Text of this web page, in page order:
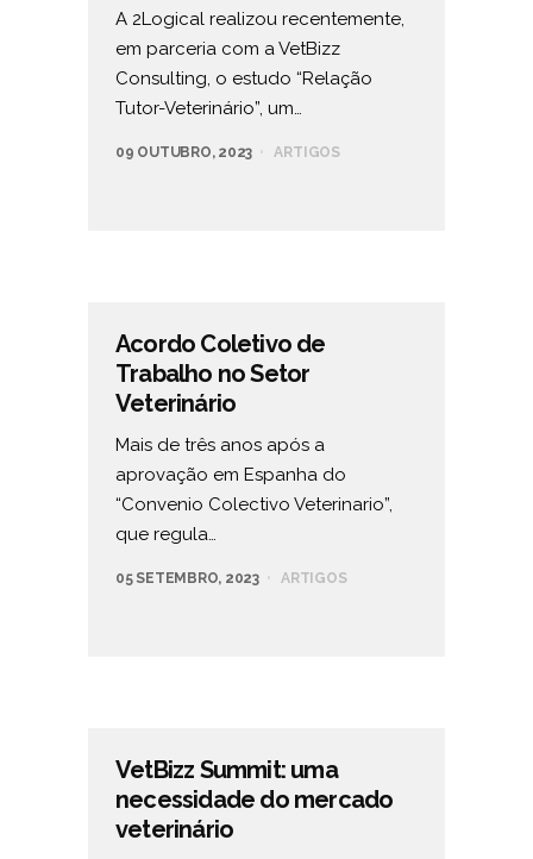
A 2Logical realizou recentemente,
em parceria com a VetBizz
Consulting, o estudo “Relação
Tutor-Veterinário”, um…
09 OUTUBRO, 2023 ARTIGOS
Acordo Coletivo de
Trabalho no Setor
Veterinário
Mais de três anos após a
aprovação em Espanha do
“Convenio Colectivo Veterinario”,
que regula…
05 SETEMBRO, 2023 ARTIGOS
VetBizz Summit: uma
necessidade do mercado
veterinário